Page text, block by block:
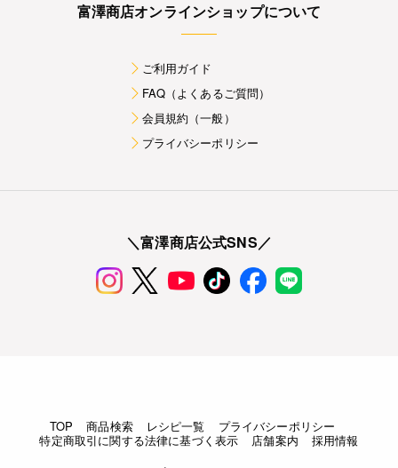
富澤商店オンラインショップについて
ご利用ガイド
FAQ（よくあるご質問）
会員規約（一般）
プライバシーポリシー
＼富澤商店公式SNS／
TOP 商品検索 レシピ一覧
プライバシーポリシー
特定商取引に関する法律に基づく表示
店舗案内 採用情報